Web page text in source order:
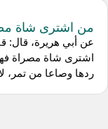
من اشترى شاة
عن أبي هريرة، قال:
اشترى شاة مصراة
ردها وصاعا من تمر،